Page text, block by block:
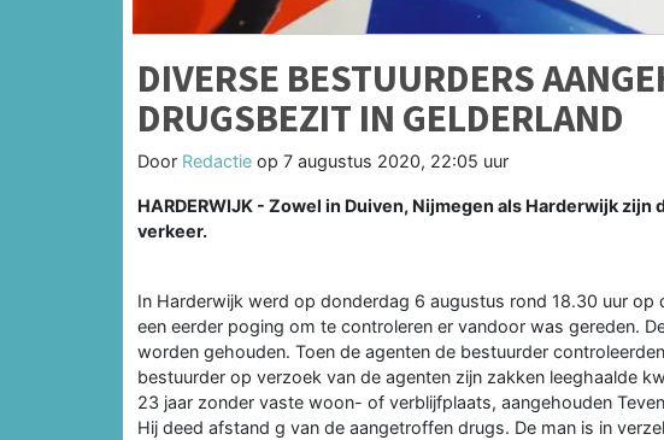
DIVERSE BESTUURDERS
DRUGSBEZIT IN GELDERLAND
Door Redactie op 7 augustus 2020, 22:05 uur
HARDERWIJK - Zowel in Duiven, Nijmegen als Harderwijk
verkeer.
In Harderwijk werd op donderdag 6 augustus rond 18.30 uur op
een eerder poging om te controleren er vandoor was gereden.
worden gehouden. Toen de agenten de bestuurder
bestuurder op verzoek van de agenten zijn zakken leeghaalde
23 jaar zonder vaste woon- of verblijfplaats, aangehouden
Hij deed afstand g van de aangetroffen drugs. De man is in